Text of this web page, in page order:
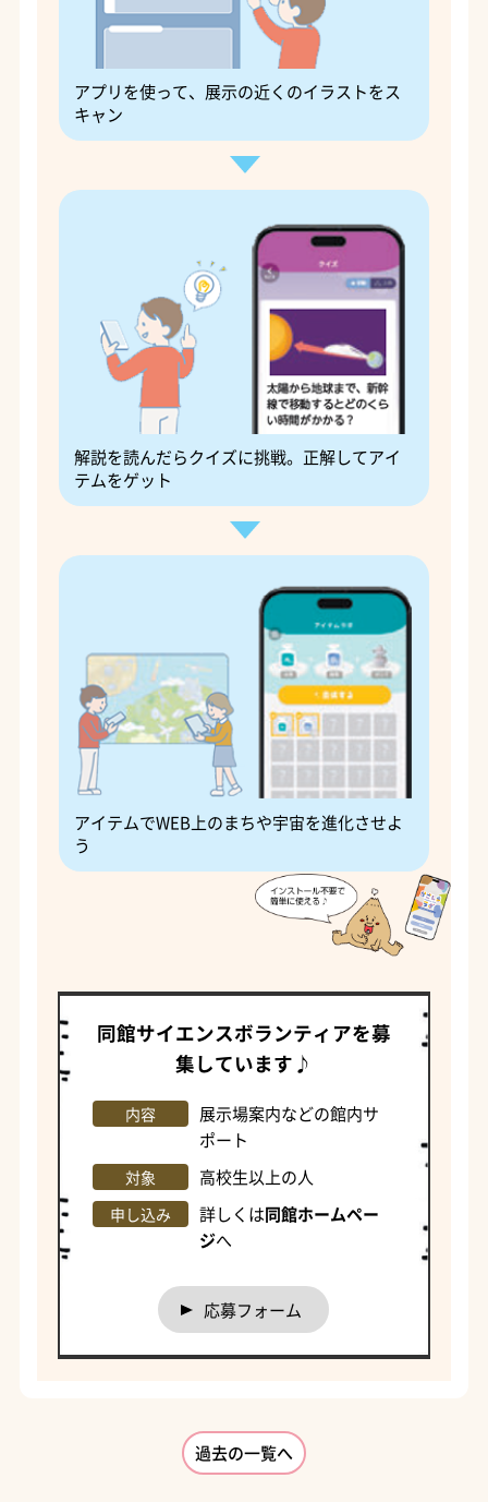
アプリを使って、展示の近くのイラストをス
キャン
解説を読んだらクイズに挑戦。正解してアイ
テムをゲット
アイテムでWEB上のまちや宇宙を進化させよ
う
同館サイエンスボランティアを募
集しています♪
内容
展示場案内などの館内サ
ポート
対象 高校生以上の人
申し込み 詳しくは同館ホームペー
ジへ
応募フォーム
過去の一覧へ